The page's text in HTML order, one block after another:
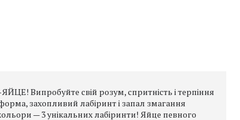
Випробуйте свій розум, спритність і терпіння
захопливий лабіринт і запал змагання
— 3 унікальних лабіринти! Яйце певного